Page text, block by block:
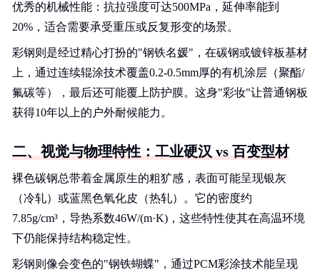
优秀的机械性能：抗拉强度可达500MPa，延伸率能到
20%，适合需要承受重压或反复形变的场景。
彩钢则是经过精心打扮的"钢铁名媛"，在碳钢或镀锌板基材
上，通过连续辊涂技术覆盖0.2-0.5mm厚的有机涂层（聚酯/
氟碳等），最后还可能覆上防护膜。这身"彩妆"让普通钢板
获得10年以上的户外耐候能力。
二、视觉与物理特性：工业硬汉 vs 百变型材
裸色碳钢总带着金属原生的粗犷感，表面可能呈现银灰
（冷轧）或蓝黑色氧化皮（热轧）。它的密度约
7.85g/cm³，导热系数46W/(m·K)，这些特性使其在高温环境
下仍能保持结构稳定性。
彩钢则像会变色的"钢铁蝴蝶"，通过PCM彩涂技术能呈现